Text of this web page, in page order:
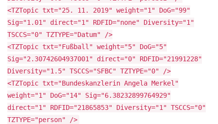
<TZTopic txt="25. 11. 2019" weight="1" DoG="99"
Sig="1.01" direct="1" RDFID="none" Diversity="1"
TSCCS="0" TZTYPE="Datum" />
<TZTopic txt="Fußball" weight="5" DoG="5"
Sig="2.30742604937001" direct="0" RDFID="21991228"
Diversity="1.5" TSCCS="SFBC" TZTYPE="0" />
<TZTopic txt="Bundeskanzlerin Angela Merkel"
weight="1" DoG="14" Sig="6.38232899764929"
direct="1" RDFID="21865853" Diversity="1" TSCCS="0"
TZTYPE="person" />